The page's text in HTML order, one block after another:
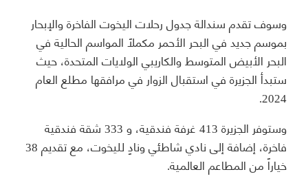
وسوف تقدم سندالة جدول رحلات اليخوت الفاخرة والإبحار
بموسم جديد في البحر الأحمر مكملاً المواسم الحالية في
البحر الأبيض المتوسط ​​والكاريبي الولايات المتحدة، حيث
ستبدأ الجزيرة في استقبال الزوار في مرافقها مطلع العام
2024.
وستوفر الجزيرة 413 غرفة فندقية، و 333 شقة فندقية
فاخرة، إضافة إلى نادي شاطئي ونادٍ لليخوت، مع تقديم 38
خياراً من المطاعم العالمية.